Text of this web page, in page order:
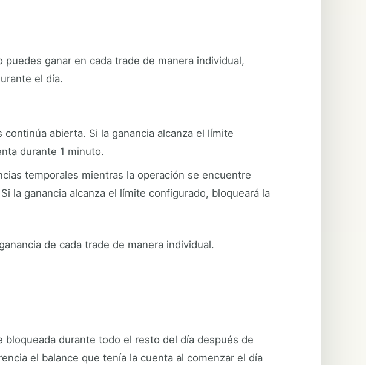
ganar en cada trade de manera individual,
el día.
abierta. Si la ganancia alcanza el límite
durante 1 minuto.
temporales mientras la operación se encuentre
la ganancia alcanza el límite configurado, bloqueará la
de cada trade de manera individual.
durante todo el resto del día después de
el balance que tenía la cuenta al comenzar el día